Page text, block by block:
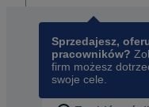
Sprzedajesz,
pracowników?
firm możesz
swoje cele.